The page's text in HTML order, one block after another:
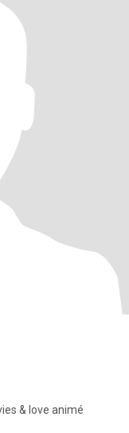
& love animé